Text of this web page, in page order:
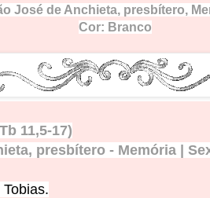
José de Anchieta, presbítero,
Cor: Branco
11,5-17)
presbítero - Memória |
Tobias.